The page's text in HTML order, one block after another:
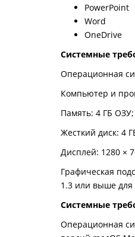
PowerPoint
Word
OneDrive
Системные
Операционная
Компьютер и
Память: 4 ГБ
Жесткий диск: 4
Дисплей: 1280 ×
Графическая
1.3 или выше для
Системные
Операционная